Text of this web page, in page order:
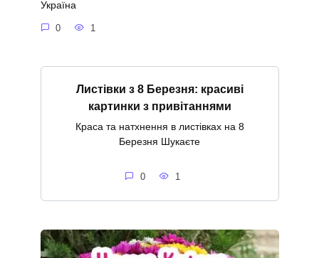
Україна
0 1
Листівки з 8 Березня: красиві
картинки з привітаннями
Краса та натхнення в листівках на 8
Березня Шукаєте
0 1